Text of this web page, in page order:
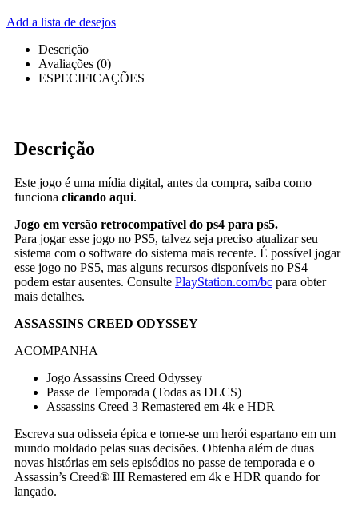
Add a lista de desejos
Descrição
Avaliações (0)
ESPECIFICAÇÕES
Descrição
Este jogo é uma mídia digital, antes da compra, saiba como
funciona clicando aqui.
Jogo em versão retrocompatível do ps4 para ps5.
Para jogar esse jogo no PS5, talvez seja preciso atualizar seu
sistema com o software do sistema mais recente. É possível jogar
esse jogo no PS5, mas alguns recursos disponíveis no PS4
podem estar ausentes. Consulte PlayStation.com/bc para obter
mais detalhes.
ASSASSINS CREED ODYSSEY
ACOMPANHA
Jogo Assassins Creed Odyssey
Passe de Temporada (Todas as DLCS)
Assassins Creed 3 Remastered em 4k e HDR
Escreva sua odisseia épica e torne-se um herói espartano em um
mundo moldado pelas suas decisões. Obtenha além de duas
novas histórias em seis episódios no passe de temporada e o
Assassin’s Creed® III Remastered em 4k e HDR quando for
lançado.